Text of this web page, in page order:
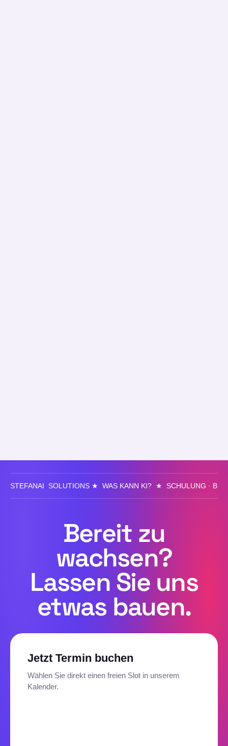
STEFANAI SOLUTIONS ★ WAS KANN KI? ★ SCHULUNG ·
Bereit zu
wachsen?
Lassen Sie uns
etwas bauen.
Jetzt Termin buchen
Wählen Sie direkt einen freien Slot in unserem
Kalender.